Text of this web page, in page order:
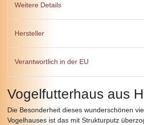
Weitere Details
Hersteller
Verantwortlich in der EU
Vogelfutterhaus aus
Die Besonderheit dieses wunderschönen
Vogelhauses ist das mit Strukturputz